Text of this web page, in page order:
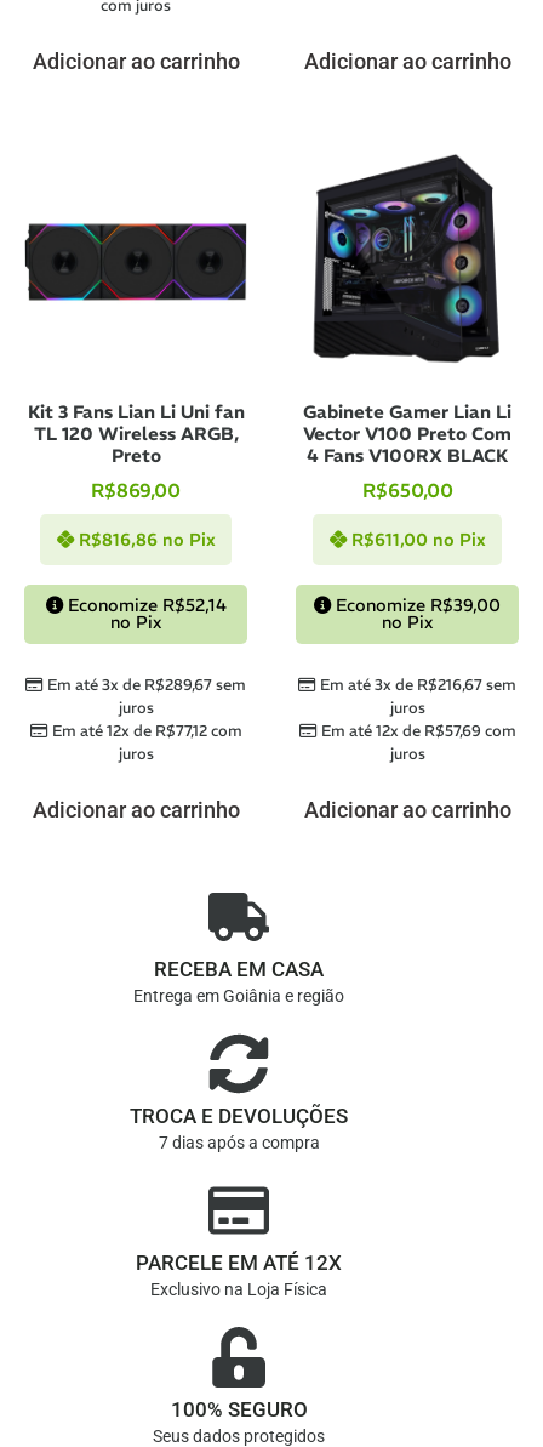
com juros
Adicionar ao carrinho Adicionar ao carrinho
Kit 3 Fans Lian Li Uni fan
TL 120 Wireless ARGB,
Preto
R$869,00
Em até 3x de R$289,67sem
juros
Em até 12x de R$77,12com
juros
R$816,86 no Pix
Economize R$52,14
no Pix
Adicionar ao carrinho
Gabinete Gamer Lian Li
Vector V100 Preto Com
4 Fans V100RX BLACK
R$650,00
Em até 3x de R$216,67sem
juros
Em até 12x de R$57,69 com
juros
R$611,00 no Pix
Economize R$39,00
no Pix
Adicionar ao carrinho
RECEBA EM CASA
Entrega em Goiânia e região
TROCA E DEVOLUÇÕES
7 dias após a compra
PARCELE EM ATÉ 12X
Exclusivo na Loja Física
100% SEGURO
Seus dados protegidos